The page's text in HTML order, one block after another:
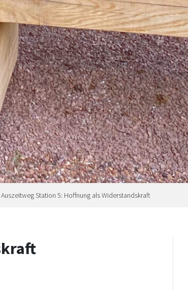
Auszeitweg Station 5: Hoffnung als Widerstandskraft